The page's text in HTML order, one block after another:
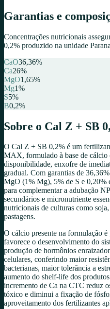
Garantias e
Concentrações nutricionais
0,2% produzido na unidade
CaO36,36%
Ca26%
MgO1,65%
Mg1%
S5%
B0,2%
Sobre o Cal Z + SB
O Cal Z + SB 0,2% é um
MAX, formulado à base de cálcio
disponibilidade, enxofre de
gradual. Com garantias de
MgO (1% Mg), 5% de S e
para complementar a adubação
secundários e micronutriente
nutricionais de culturas como
pastagens.
O cálcio presente na formulação
favorece o desenvolvimento do
produção de hormônios
celulares, conferindo maior
bacterianas, maior tolerância a
aumento do shelf-life dos
incremento de Ca na CTC reduz
tóxico e diminui a fixação de
aproveitamento dos fertilizantes